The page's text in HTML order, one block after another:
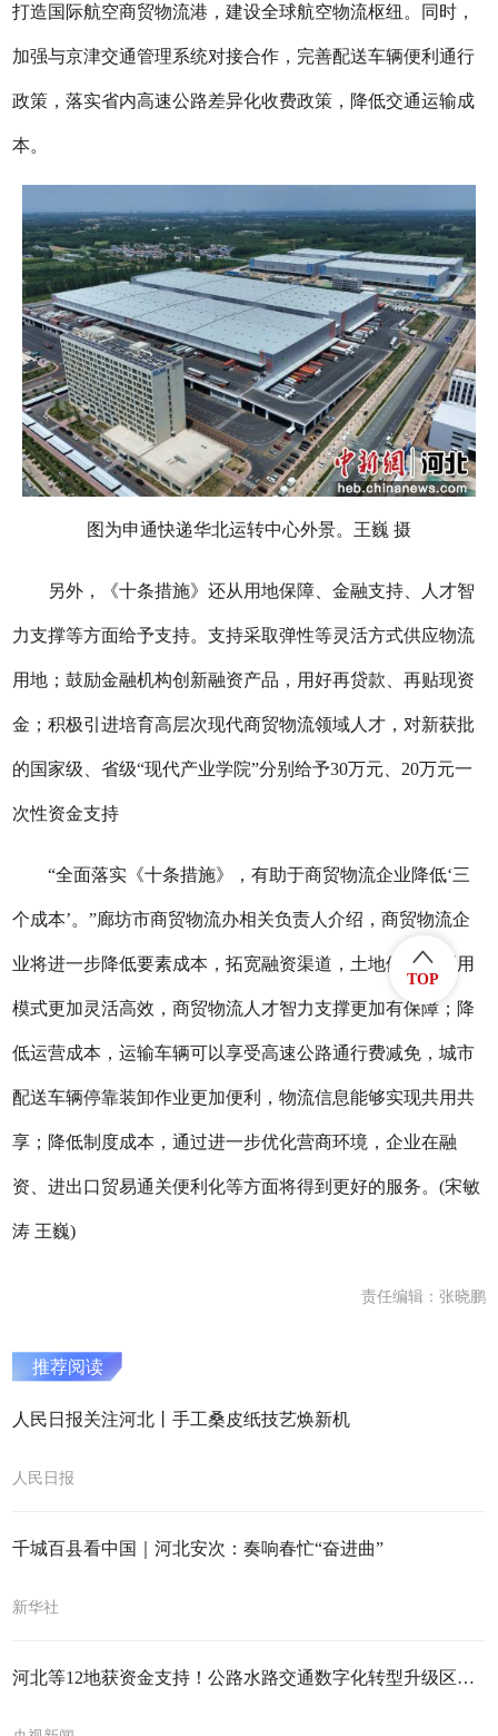
打造国际航空商贸物流港，建设全球航空物流枢纽。同时，
加强与京津交通管理系统对接合作，完善配送车辆便利通行
政策，落实省内高速公路差异化收费政策，降低交通运输成
本。
图为申通快递华北运转中心外景。王巍 摄
另外，《十条措施》还从用地保障、金融支持、人才智
力支撑等方面给予支持。支持采取弹性等灵活方式供应物流
用地；鼓励金融机构创新融资产品，用好再贷款、再贴现资
金；积极引进培育高层次现代商贸物流领域人才，对新获批
的国家级、省级“现代产业学院”分别给予30万元、20万元一
次性资金支持
“全面落实《十条措施》，有助于商贸物流企业降低‘三
个成本’。”廊坊市商贸物流办相关负责人介绍，商贸物流企
业将进一步降低要素成本，拓宽融资渠道，土地供给和利用
模式更加灵活高效，商贸物流人才智力支撑更加有保障；降
低运营成本，运输车辆可以享受高速公路通行费减免，城市
配送车辆停靠装卸作业更加便利，物流信息能够实现共用共
享；降低制度成本，通过进一步优化营商环境，企业在融
资、进出口贸易通关便利化等方面将得到更好的服务。(宋敏
涛 王巍)
责任编辑：张晓鹏
推荐阅读
人民日报关注河北丨手工桑皮纸技艺焕新机
人民日报
千城百县看中国｜河北安次：奏响春忙“奋进曲”
新华社
河北等12地获资金支持！公路水路交通数字化转型升级区域扩容
TOP